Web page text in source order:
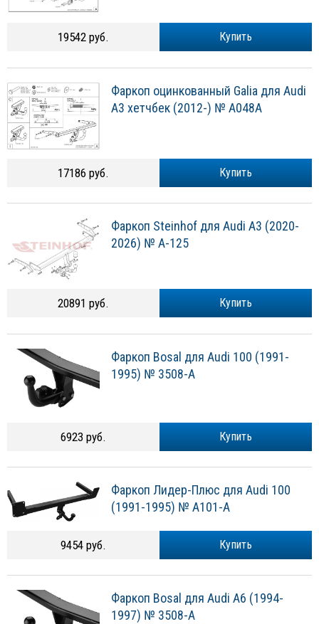
Купить
19542 руб.
Фаркоп оцинкованный Galia для Audi
A3 хетчбек (2012-) № A048A
Купить
17186 руб.
Фаркоп Steinhof для Audi A3 (2020-
2026) № A-125
Купить
20891 руб.
Фаркоп Bosal для Audi 100 (1991-
1995) № 3508-A
Купить
6923 руб.
Фаркоп Лидер-Плюс для Audi 100
(1991-1995) № A101-A
Купить
9454 руб.
Фаркоп Bosal для Audi A6 (1994-
1997) № 3508-A